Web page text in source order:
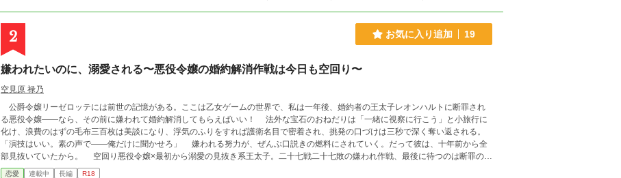
2 お気に入り追加 19
嫌われたいのに、溺愛される〜悪役令嬢の婚約解消作戦は今日も空回り〜
空見原 禄乃
公爵令嬢リーゼロッテには前世の記憶がある。ここは乙女ゲームの世界で、私は一年後、婚約者の王太子レオンハルトに断罪され
る悪役令嬢――なら、その前に嫌われて婚約解消してもらえばいい！ 法外な宝石のおねだりは「一緒に視察に行こう」と小旅行に
化け、浪費のはずの毛布三百枚は美談になり、浮気のふりをすれば護衛名目で密着され、挑発の口づけは三秒で深く奪い返される。
「演技はいい。素の声で――俺だけに聞かせろ」 嫌われる努力が、ぜんぶ口説きの燃料にされていく。だって彼は、十年前から全
部見抜いていたから。 空回り悪役令嬢×最初から溺愛の見抜き系王太子。二十七戦二十七敗の嫌われ作戦、最後に待つのは断罪の夜
――のはずが、その夜すら彼の手で甘く裏返される。負けっぱなしの恋の行方を、どうか見届けてください。
恋愛 連載中 長編 R18